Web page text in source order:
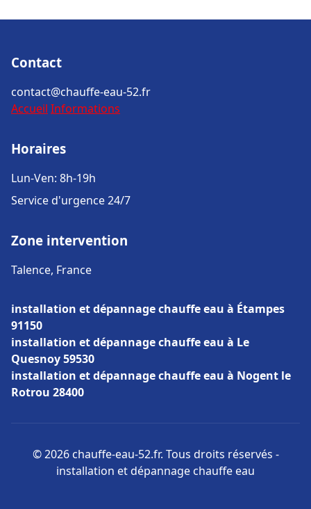
Contact
contact@chauffe-eau-52.fr
Accueil Informations
Horaires
Lun-Ven: 8h-19h
Service d'urgence 24/7
Zone intervention
Talence, France
installation et dépannage chauffe eau à Étampes
91150
installation et dépannage chauffe eau à Le
Quesnoy 59530
installation et dépannage chauffe eau à Nogent le
Rotrou 28400
© 2026 chauffe-eau-52.fr. Tous droits réservés -
installation et dépannage chauffe eau